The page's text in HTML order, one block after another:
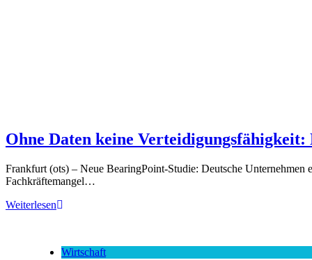
Ohne Daten keine
Frankfurt (ots) – Neue BearingPoint-Studie: Deutsche
Fachkräftemangel…
Weiterlesen
Wirtschaft